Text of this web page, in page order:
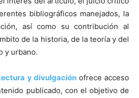
bibliográficos manejados, la
así como su contribución al
de la historia, de la teoría y del
y urbano.
y divulgación ofrece acceso
publicado, con el objetivo de